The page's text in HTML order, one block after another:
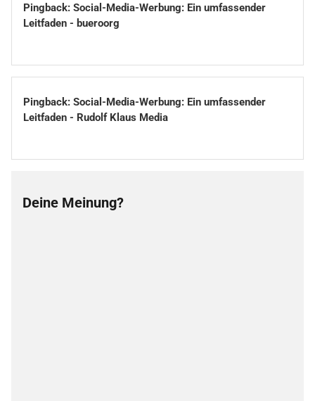
Pingback: Social-Media-Werbung: Ein umfassender
Leitfaden - bueroorg
Pingback: Social-Media-Werbung: Ein umfassender
Leitfaden - Rudolf Klaus Media
Deine Meinung?